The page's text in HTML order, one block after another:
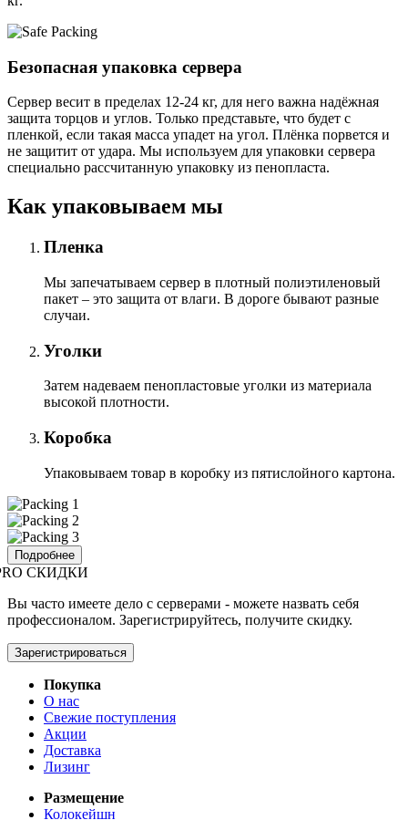
Безопасная упаковка сервера
Сервер весит в пределах 12-24 кг, для него важна надёжная
защита торцов и углов. Только представьте, что будет с
пленкой, если такая масса упадет на угол. Плёнка порвется и
не защитит от удара. Мы используем для упаковки сервера
специально расcчитанную упаковку из пенопласта.
Как упаковываем мы
Пленка
Мы запечатываем сервер в плотный полиэтиленовый
пакет – это защита от влаги. В дороге бывают разные
случаи.
Уголки
Затем надеваем пенопластовые уголки из материала
высокой плотности.
Коробка
Упаковываем товар в коробку из пятислойного картона.
Подробнее
СКИДКИ
Вы часто имеете дело с серверами - можете назвать себя
профессионалом. Зарегистрируйтесь, получите скидку.
Зарегистрироваться
Покупка
О нас
Свежие поступления
Акции
Доставка
Лизинг
Размещение
Колокейшн